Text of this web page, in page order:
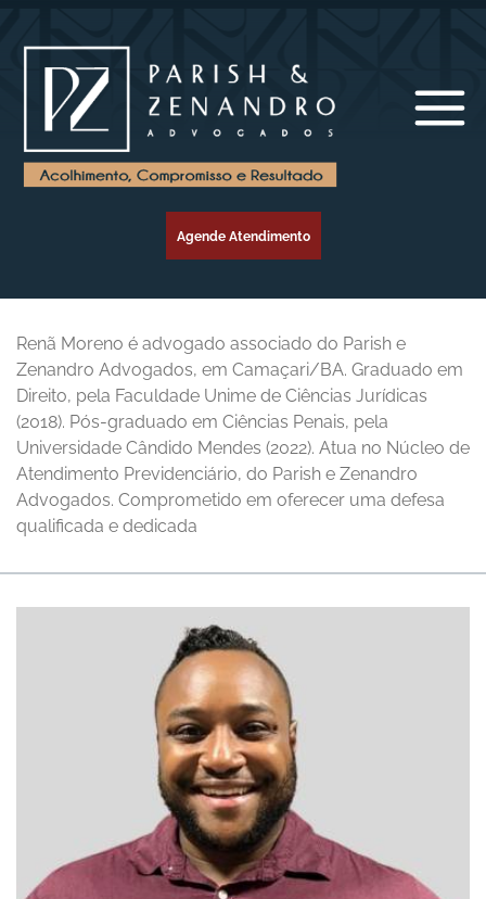
Agende Atendimento
Renã Moreno é advogado associado do Parish e
Zenandro Advogados, em Camaçari/BA. Graduado em
Direito, pela Faculdade Unime de Ciências Jurídicas
(2018). Pós-graduado em Ciências Penais, pela
Universidade Cândido Mendes (2022). Atua no Núcleo de
Atendimento Previdenciário, do Parish e Zenandro
Advogados. Comprometido em oferecer uma defesa
qualificada e dedicada